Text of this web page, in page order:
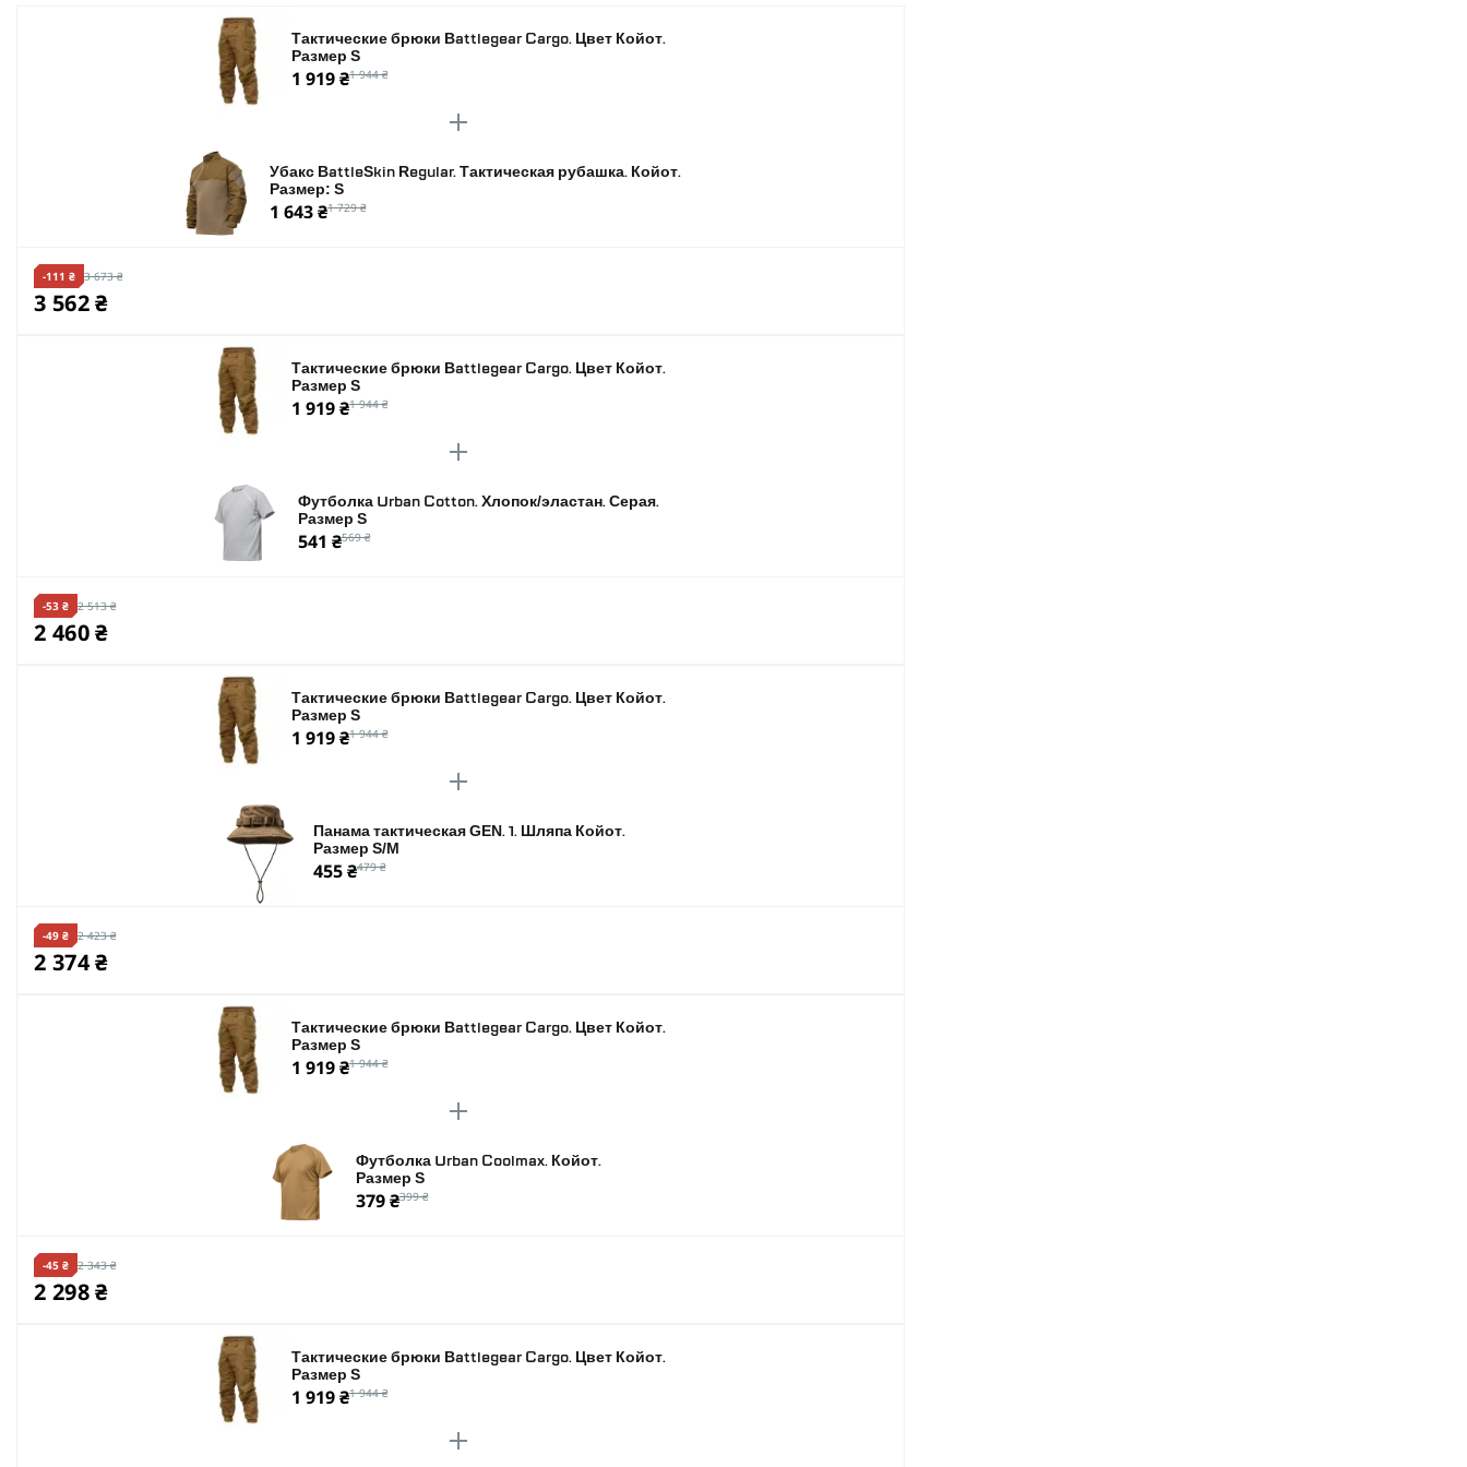
Тактические брюки Battlegear Cargo. Цвет Койот.
Размер S
1 919 ₴1 944 ₴
Убакс BattleSkin Regular. Тактическая рубашка. Койот.
Размер: S
1 643 ₴1 729 ₴
-111 ₴ 3 673 ₴
3 562 ₴
Тактические брюки Battlegear Cargo. Цвет Койот.
Размер S
1 919 ₴1 944 ₴
Футболка Urban Cotton. Хлопок/эластан. Серая.
Размер S
541 ₴569 ₴
-53 ₴ 2 513 ₴
2 460 ₴
Тактические брюки Battlegear Cargo. Цвет Койот.
Размер S
1 919 ₴1 944 ₴
Панама тактическая GEN. 1. Шляпа Койот.
Размер S/M
455 ₴479 ₴
-49 ₴ 2 423 ₴
2 374 ₴
Тактические брюки Battlegear Cargo. Цвет Койот.
Размер S
1 919 ₴1 944 ₴
Футболка Urban Coolmax. Койот.
Размер S
379 ₴399 ₴
-45 ₴ 2 343 ₴
2 298 ₴
Тактические брюки Battlegear Cargo. Цвет Койот.
Размер S
1 919 ₴1 944 ₴